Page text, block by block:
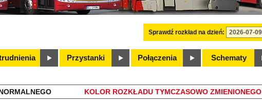
Sprawdź rozkład na dzień:
Przystanki Połączenia Schematy
KOLOR ROZKŁADU TYMCZASOWO ZMIENIONEGO